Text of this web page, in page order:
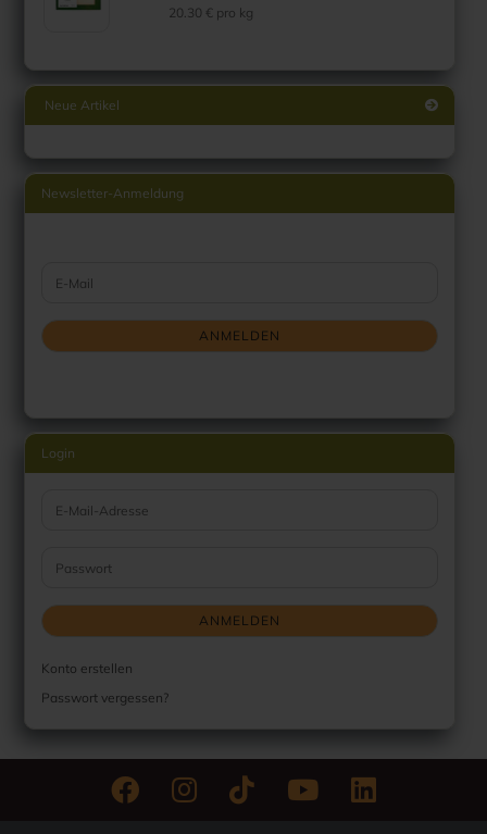
20.30 € pro kg
Neue Artikel
Newsletter-Anmeldung
E-Mail
ANMELDEN
Login
E-Mail-Adresse
Passwort
ANMELDEN
Konto erstellen
Passwort vergessen?